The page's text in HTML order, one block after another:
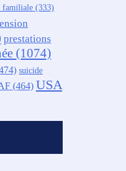
familiale (333)
prestations
(1074)
suicide
(464) USA